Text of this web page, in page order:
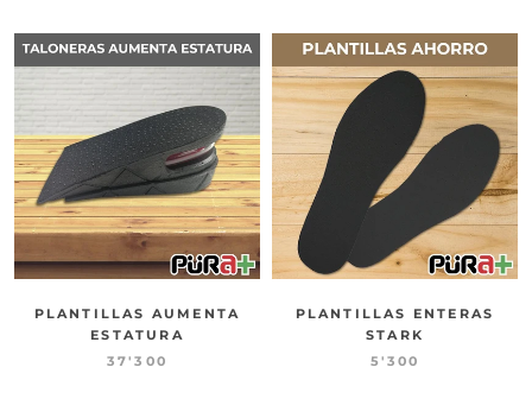
PLANTILLAS AUMENTA
ESTATURA
37'300
PLANTILLAS ENTERAS
STARK
5'300